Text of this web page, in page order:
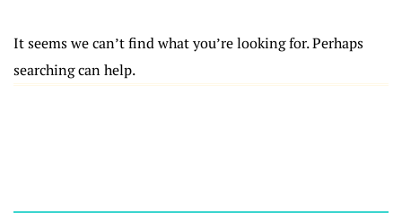
It seems we can’t find what you’re looking for. Perhaps
searching can help.